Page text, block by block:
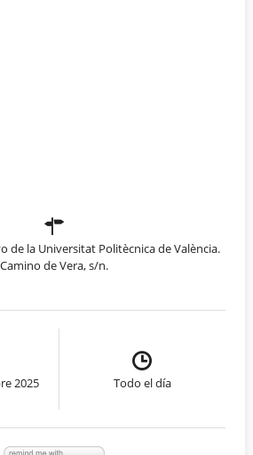
de la Universitat Politècnica de València.
Camino de Vera, s/n.
2025 Todo el día